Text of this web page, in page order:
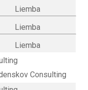
Liemba
Liemba
Liemba
Consulting